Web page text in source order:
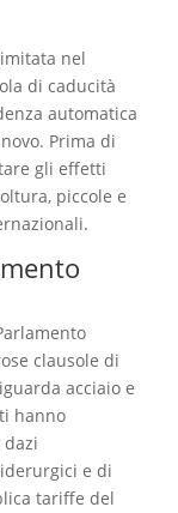
nel
di caducità
automatica
Prima di
gli effetti
piccole e
clausole di
acciaio e
hanno
dazi
e di
tariffe del